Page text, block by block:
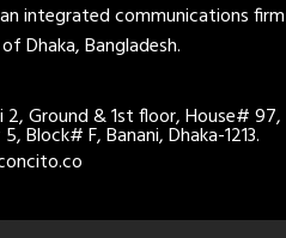
integrated communications firm
Dhaka, Bangladesh.
2, Ground & 1st floor, House# 97,
Block# F, Banani, Dhaka-1213.